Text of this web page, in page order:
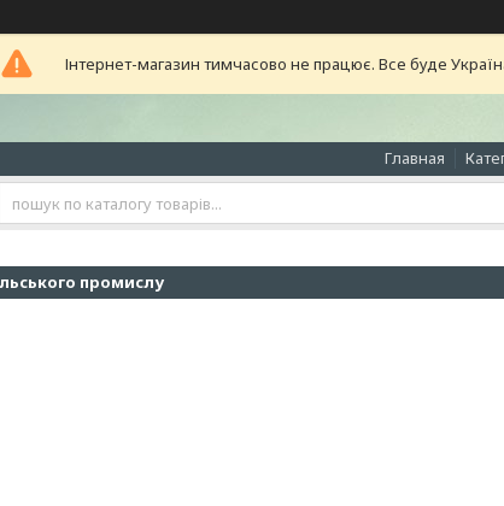
Інтернет-магазин тимчасово не працює. Все буде
Главная
промислу